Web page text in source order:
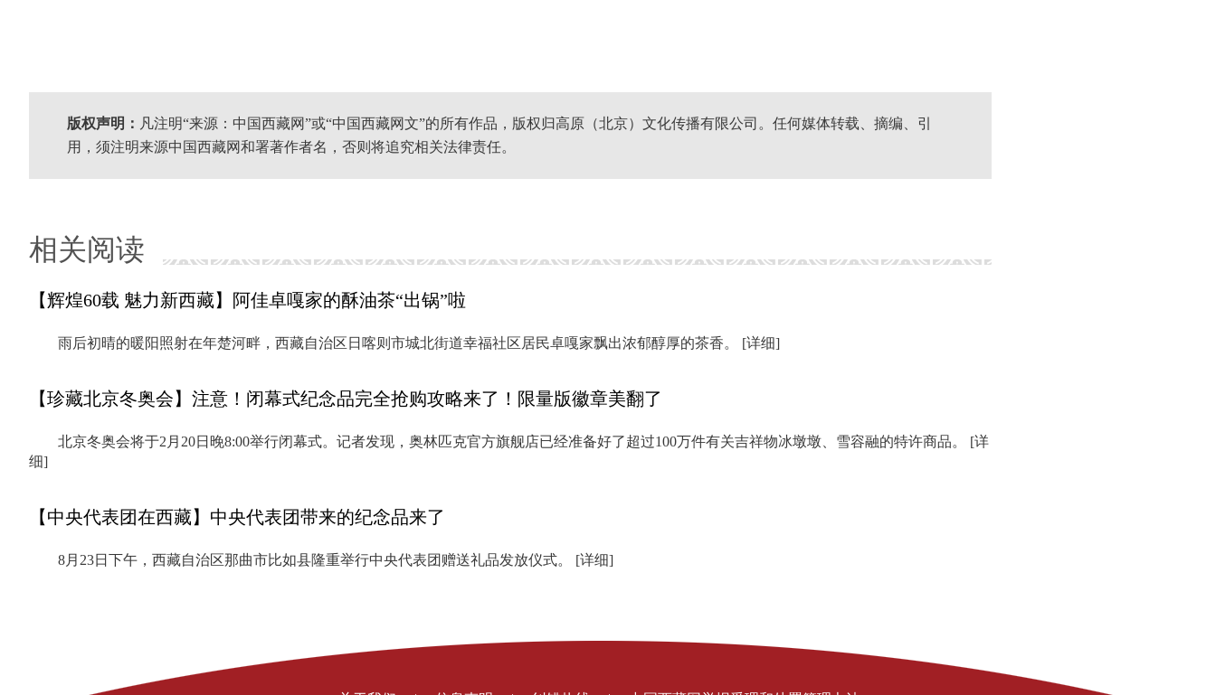
版权声明： 凡注明“来源：中国西藏网”或“中国西藏网文”的所有作品，版权归高原（北京）文化传播有限公司。任何媒体转载、摘编、引
用，须注明来源中国西藏网和署著作者名，否则将追究相关法律责任。
相关阅读
【辉煌60载 魅力新西藏】阿佳卓嘎家的酥油茶“出锅”啦
雨后初晴的暖阳照射在年楚河畔，西藏自治区日喀则市城北街道幸福社区居民卓嘎家飘出浓郁醇厚的茶香。 [详细]
【珍藏北京冬奥会】注意！闭幕式纪念品完全抢购攻略来了！限量版徽章美翻了
北京冬奥会将于2月20日晚8:00举行闭幕式。记者发现，奥林匹克官方旗舰店已经准备好了超过100万件有关吉祥物冰墩墩、雪容融的特许商品。 [详
细]
【中央代表团在西藏】中央代表团带来的纪念品来了
8月23日下午，西藏自治区那曲市比如县隆重举行中央代表团赠送礼品发放仪式。 [详细]